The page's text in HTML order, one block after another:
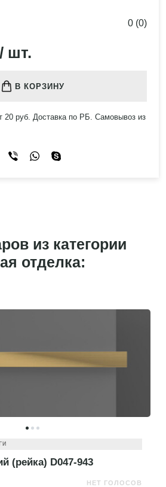
0 (0)
шт.
В КОРЗИНУ
20 руб. Доставка по РБ. Самовывоз из
из категории
отделка:
(рейка) D047-943
НЕТ ГОЛОСОВ